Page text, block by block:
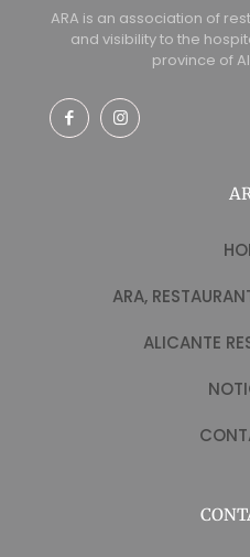
ARA is an association of
and visibility to the
province of
ARA,
ALICANTE